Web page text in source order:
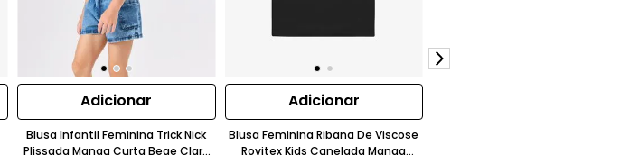
Adicionar
Blusa Infantil Feminina Trick Nick
Plissada Manga Curta Bege Claro
Adicionar
Blusa Feminina Ribana De Viscose
Rovitex Kids Canelada Manga